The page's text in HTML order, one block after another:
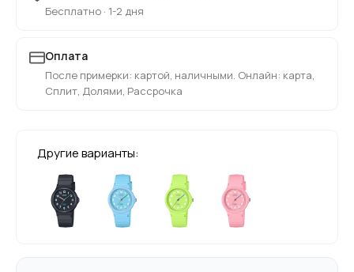
Бесплатно · 1-2 дня
Оплата
После примерки: картой, наличными. Онлайн: карта,
Сплит, Долями, Рассрочка
Другие варианты: